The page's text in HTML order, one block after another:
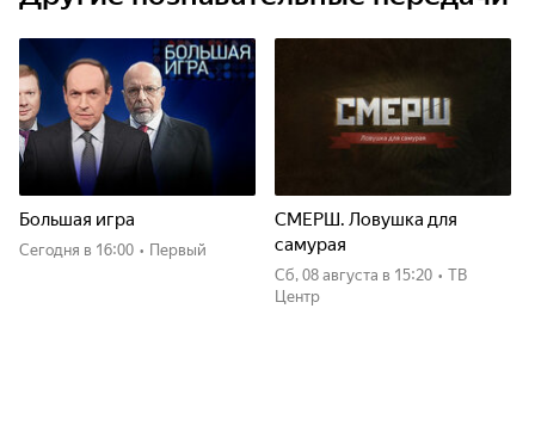
Большая игра
Сегодня в 16:00 • Первый
СМЕРШ. Ловушка для
самурая
сб, 08 августа в 15:20 • ТВ
Центр